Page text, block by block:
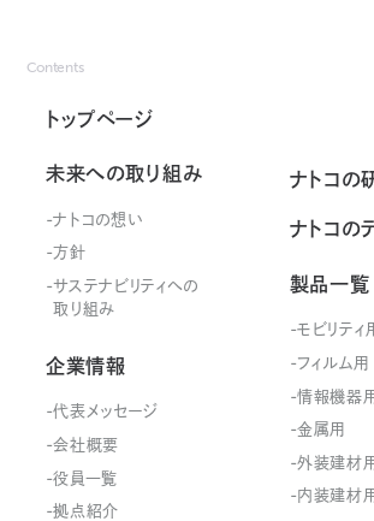
Contents
トップページ
未来への取り組み
ナトコの想い
方針
サステナビリティ への
取り組み
企業情報
代表メッセージ
会社概要
役員一覧
拠点紹介
ナトコの
ナトコの
製品一覧
モビリティ
フィルム用
情報機器
金属用
外装建材
内装建材